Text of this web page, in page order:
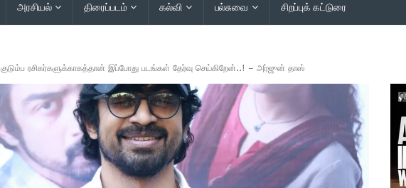
அரசியல் திரைப்படம் கல்வி பல்சுவை சிறப்புக் கட்டுரை
குடும்ப ரசிகர்களுக்காகத்தான் இப்போது படங்கள் தேர்வு செய்கிறேன்..! – அர்ஜுன் தாஸ்